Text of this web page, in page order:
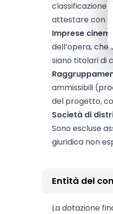
classificazione
attestare con
Imprese
dell’opera,
siano titolari di
ammissibili
del progetto,
Società di
Sono escluse
giuridica non
Entità del
La dotazione